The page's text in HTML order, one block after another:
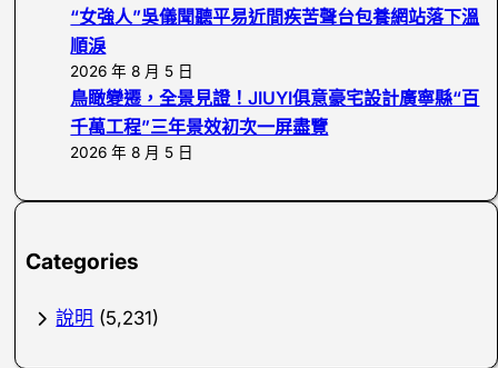
“女強人”吳儀聞聽平易近間疾苦聲台包養網站落下溫
順淚
2026 年 8 月 5 日
鳥瞰變遷，全景見證！JIUYI俱意豪宅設計廣寧縣“百
千萬工程”三年景效初次一屏盡覽
2026 年 8 月 5 日
Categories
說明 (5,231)